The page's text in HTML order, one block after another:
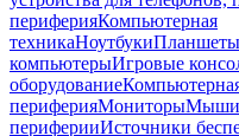
периферияКомпьютерная
техникаНоутбукиПланшеты
компьютерыИгровые
оборудование
периферияМониторыМыши
периферииИсточники